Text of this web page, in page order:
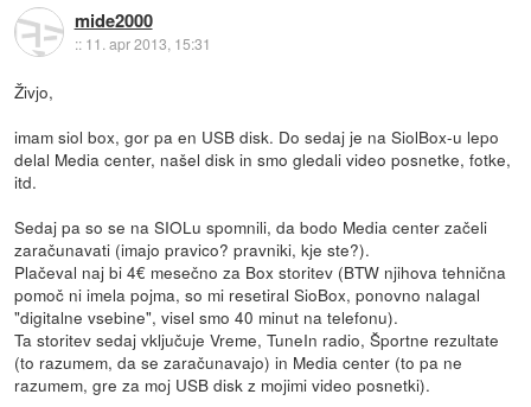
mide2000
:: 11. apr 2013, 15:31
Živjo,
imam siol box, gor pa en USB disk. Do sedaj je na SiolBox-u lepo
delal Media center, našel disk in smo gledali video posnetke, fotke,
itd.
Sedaj pa so se na SIOLu spomnili, da bodo Media center začeli
zaračunavati (imajo pravico? pravniki, kje ste?).
Plačeval naj bi 4€ mesečno za Box storitev (BTW njihova tehnična
pomoč ni imela pojma, so mi resetiral SioBox, ponovno nalagal
"digitalne vsebine", visel smo 40 minut na telefonu).
Ta storitev sedaj vključuje Vreme, TuneIn radio, Športne rezultate
(to razumem, da se zaračunavajo) in Media center (to pa ne
razumem, gre za moj USB disk z mojimi video posnetki).